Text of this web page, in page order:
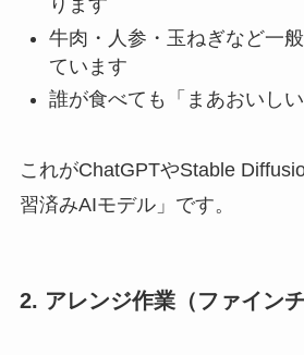
ります
牛肉・人参・玉ねぎなど一
ています
誰が食べても「まあおいし
これがChatGPTやStable
習済みAIモデル」です。
2. アレンジ作業（ファイン